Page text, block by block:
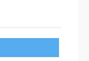
benefició a
de lentes